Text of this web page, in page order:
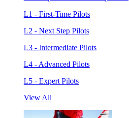
L1 - First-Time Pilots
L2 - Next Step Pilots
L3 - Intermediate Pilots
L4 - Advanced Pilots
L5 - Expert Pilots
View All